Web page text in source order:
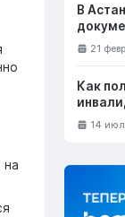
на
В
с 21
Как
14